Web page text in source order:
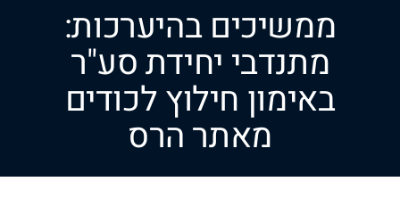
ממשיכים בהיערכות:
מתנדבי יחידת סע"ר
באימון חילוץ לכודים
מאתר הרס
מחוז חיפה
מחוז מרכז
מחוז דרום